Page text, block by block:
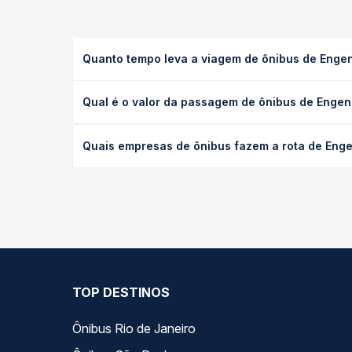
Quanto tempo leva a viagem de ônibus de
ou leito) e as condições de tráfego. Na Quero
Qual é o valor da passagem de ônibus de
poltrona e a antecedência da compra. Na Quero
Quais empresas de ônibus fazem a rota de
TOP DESTINOS
Ônibus Rio de Janeiro